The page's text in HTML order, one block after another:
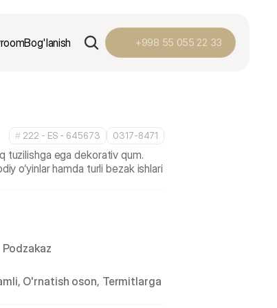
# 222 - ES - 645673 0317-8471
tuzilishga ega dekorativ qum.
o‘yinlar hamda turli bezak ishlari
Podzakaz
O'rnatish oson, Termitlarga
Bog'lanish +998 55 055 22 33